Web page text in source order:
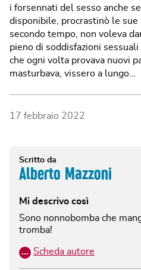
i forsennati del sesso anche
disponibile, procrastinò le sue
secondo tempo, non voleva
pieno di soddisfazioni
che ogni volta provava nuovi
masturbava, vissero a lungo…
17 febbraio 2022
Scritto da
Alberto Mazzoni
Mi descrivo così
Sono nonnobomba che
tromba!
… Scheda autore